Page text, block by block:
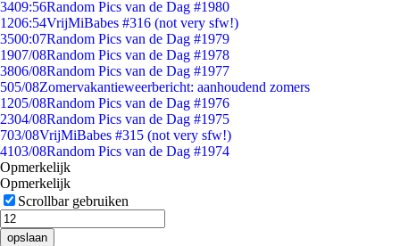
3409:56Random Pics van de Dag #1980
1206:54VrijMiBabes #316 (not very sfw!)
3500:07Random Pics van de Dag #1979
1907/08Random Pics van de Dag #1978
3806/08Random Pics van de Dag #1977
505/08Zomervakantieweerbericht: aanhoudend zomers
1205/08Random Pics van de Dag #1976
2304/08Random Pics van de Dag #1975
703/08VrijMiBabes #315 (not very sfw!)
4103/08Random Pics van de Dag #1974
Opmerkelijk
Opmerkelijk
Scrollbar gebruiken
opslaan